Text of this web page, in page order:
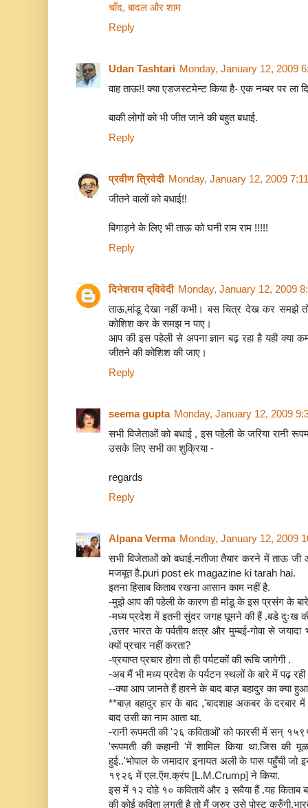
चाँद, बादल और शाम
Reply
Udan Tashtari Monday, January 12, 2009
वाह ताऊ!! क्या एडजस्टमेन्ट किया है- एक नम्बर पर ला
बाकी लोगों को भी जीत जाने की बहुत बधाई.
Reply
प्रवीण त्रिवेदी Monday, January 12, 2009
जीतने वालों को बधाई!!
बिगाड़ने के लिए भी ताऊ को घनी राम राम !!!!!
Reply
दिनेशराय द्विवेदी Monday, January 12, 2009
ताऊ,मांडू देखा नहीं कभी। बस चित्र देख कर समझे
कोशिश कर के समझ न पाए।
आप की इस पहेली से अपना ज्ञान बढ़ रहा है यही क्या
जीतने की कोशिश की जाए।
Reply
seema gupta Monday, January 12, 2009
सभी विजेताओं को बधाई , इस पहेली के जरिया रानी
उसके लिए सभी का शुक्रिया -
regards
Reply
Alpana Verma Monday, January 12, 2009
सभी विजेताओं को बधाई.नतीजा तैयार करने में ताऊ
मजबूत है.puri post ek magazine ki tarah hai.
इतना हिसाब किताब रखना आसान काम नहीं है.
-मुझे आप की पहेली के कारण ही मांडू के इस प्रसंग के
-मध्य प्रदेश में इतनी सुंदर जगह घूमने की हैं .बडे दुःख की
,उत्तर भारत के पर्वतीय क्षत्र और मुम्बई-गोवा से
क्यों प्रचार नहीं करता?
-प्रयाप्त प्रचार होगा तो ही पर्यटकों की रूचि जागेगी .
-अब मैं भी मध्य प्रदेश के पर्यटन स्थलों के बारे में पढ़
--क्या आप जानते हैं हारने के बाद बाज़ बहादुर का क्या
**बाज़ बहादुर हार के बाद ,'बादशाह अकबर के दरबार
बाद उसी का नाम आता था.
-रानी रूपमती की '२६ कविताओं' को फारसी में सन्
'रूपमती की कहानी 'में शामिल किया था.जिस की
हुई..'भोपाल के जमादार इनायत अली के पास पहुँची
१९२६ में एल.ऍम.क्रंप [L.M.Crump] ने किया.
इस में १२ दोहे १० कवितायें और ३ सवैया हैं .यह किताब
की कोई कविता लगती है तो मैं जरुर उसे पोस्ट